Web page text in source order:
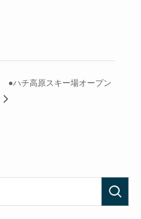
●ハチ高原スキー場オープン